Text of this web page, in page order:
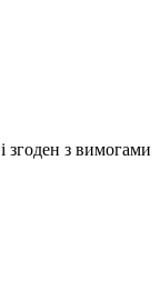
і згоден з вимогами